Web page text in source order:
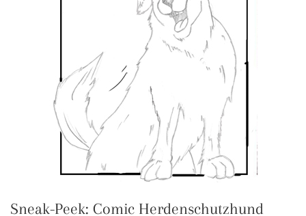
Sneak-Peek: Comic Herdenschutzhund